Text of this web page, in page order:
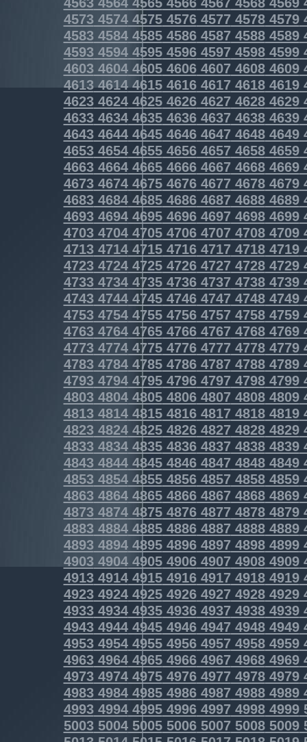
4573457445754576457745784579
4583458445854586458745884589
4593459445954596459745984599
4603460446054606460746084609
4613461446154616461746184619
4623462446254626462746284629
4633463446354636463746384639
4643464446454646464746484649
4653465446554656465746584659
4663466446654666466746684669
4673467446754676467746784679
4683468446854686468746884689
4693469446954696469746984699
4703470447054706470747084709
4713471447154716471747184719
4723472447254726472747284729
4733473447354736473747384739
4743474447454746474747484749
4753475447554756475747584759
4763476447654766476747684769
4773477447754776477747784779
4783478447854786478747884789
4793479447954796479747984799
4803480448054806480748084809
4813481448154816481748184819
4823482448254826482748284829
4833483448354836483748384839
4843484448454846484748484849
4853485448554856485748584859
4863486448654866486748684869
4873487448754876487748784879
4883488448854886488748884889
4893489448954896489748984899
4903490449054906490749084909
4913491449154916491749184919
4923492449254926492749284929
4933493449354936493749384939
4943494449454946494749484949
4953495449554956495749584959
4963496449654966496749684969
4973497449754976497749784979
4983498449854986498749884989
4993499449954996499749984999
5003500450055006500750085009